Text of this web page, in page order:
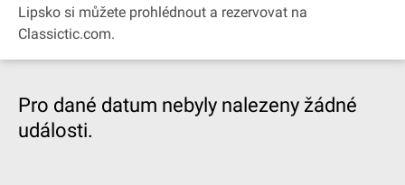
Lipsko si můžete prohlédnout a rezervovat na
Classictic.com.
Pro dané datum nebyly nalezeny žádné
události.